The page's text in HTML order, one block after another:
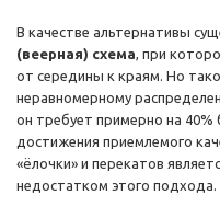
В качестве альтернативы
(веерная) схема, при
от середины к краям. Но
неравномерному
он требует примерно на 40%
достижения приемлемого
«ёлочки» и перекатов
недостатком этого подхода.